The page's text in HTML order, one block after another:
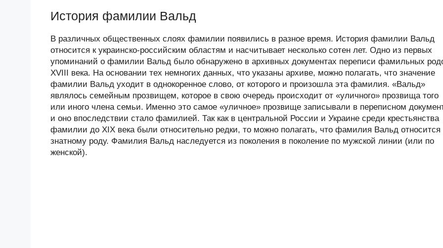
История фамилии Вальд
В различных общественных слоях фамилии появились в разное время. История фамилии Вальд
относится к украинско-российским областям и насчитывает несколько сотен лет. Одно из первых
упоминаний о фамилии Вальд было обнаружено в архивных документах переписи фамильных
XVIII века. На основании тех немногих данных, что указаны архиве, можно полагать, что значение
фамилии Вальд уходит в однокоренное слово, от которого и произошла эта фамилия. «Вальд»
являлось семейным прозвищем, которое в свою очередь происходит от «уличного» прозвища того
или иного члена семьи. Именно это самое «уличное» прозвище записывали в переписном
и оно впоследствии стало фамилией. Так как в центральной России и Украине среди крестьянства
фамилии до XIX века были относительно редки, то можно полагать, что фамилия Вальд относится
знатному роду. Фамилия Вальд наследуется из поколения в поколение по мужской линии (или по
женской).